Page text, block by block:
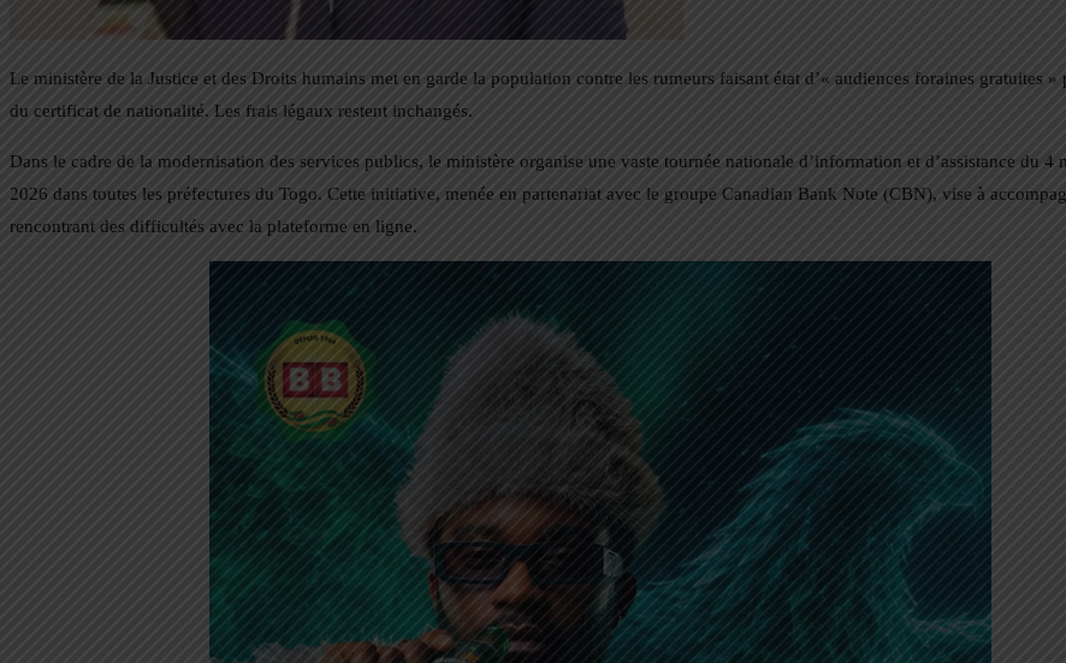
Le ministère de la Justice et des Droits humains met en garde la population contre les rumeurs faisant état d’« audiences foraines gratuites »
du certificat de nationalité. Les frais légaux restent inchangés.
Dans le cadre de la modernisation des services publics, le ministère organise une vaste tournée nationale d’information et d’assistance du 4
2026 dans toutes les préfectures du Togo. Cette initiative, menée en partenariat avec le groupe Canadian Bank Note (CBN), vise à
rencontrant des difficultés avec la plateforme en ligne.